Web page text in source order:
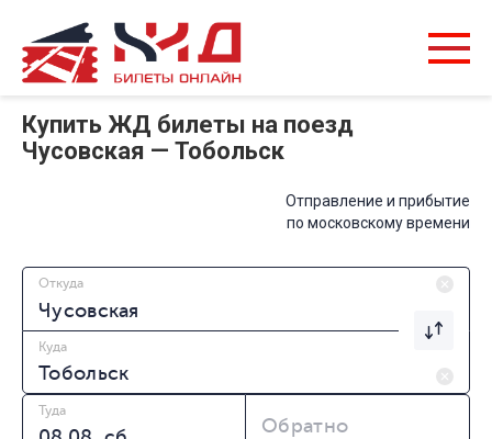
Купить ЖД билеты на поезд
Чусовская — Тобольск
Отправление и прибытие
по московскому времени
Откуда
Куда
Туда
Обратно